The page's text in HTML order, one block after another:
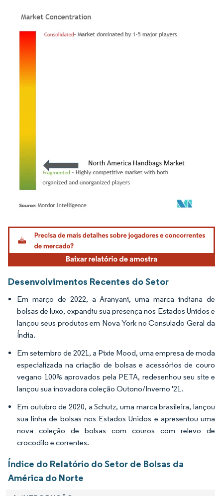
Imagem © Mordor Intelligence. O reuso requer atribuição conforme CC BY 4.0.
Desenvolvimentos Recentes do Setor
Em março de 2022, a Aranyani, uma marca indiana de
bolsas de luxo, expandiu sua presença nos Estados Unidos e
lançou seus produtos em Nova York no Consulado Geral da
Índia.
Em setembro de 2021, a Pixie Mood, uma empresa de moda
especializada na criação de bolsas e acessórios de couro
vegano 100% aprovados pela PETA, redesenhou seu site e
lançou sua inovadora coleção Outono/Inverno '21.
Em outubro de 2020, a Schutz, uma marca brasileira, lançou
sua linha de bolsas nos Estados Unidos e apresentou uma
nova coleção de bolsas com couros com relevo de
crocodilo e correntes.
Índice do Relatório do Setor de Bolsas da
América do Norte